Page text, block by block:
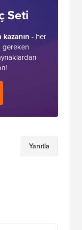
kazanın
gereken
Yanıtla